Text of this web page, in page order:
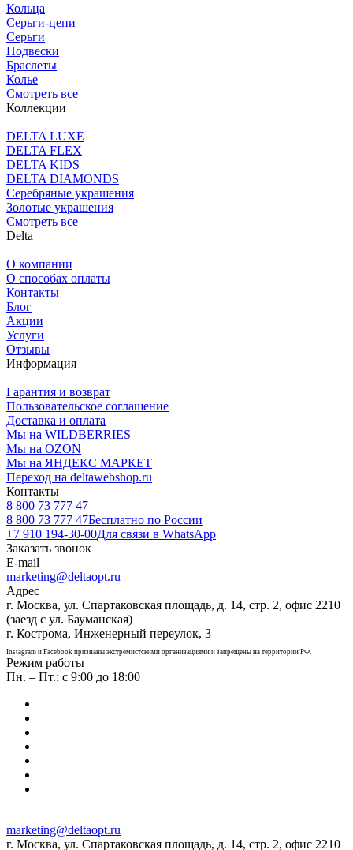
Кольца
Серьги-цепи
Серьги
Подвески
Браслеты
Колье
Смотреть все
Коллекции
DELTA LUXE
DELTA FLEX
DELTA KIDS
DELTA DIAMONDS
Серебряные украшения
Золотые украшения
Смотреть все
Delta
О компании
О способах оплаты
Контакты
Блог
Акции
Услуги
Отзывы
Информация
Гарантия и возврат
Пользовательское соглашение
Доставка и оплата
Мы на WILDBERRIES
Мы на OZON
Мы на ЯНДЕКС МАРКЕТ
Переход на deltawebshop.ru
Контакты
8 800 73 777 47
8 800 73 777 47Бесплатно по России
+7 910 194-30-00Для связи в WhatsApp
Заказать звонок
E-mail
marketing@deltaopt.ru
Адрес
г. Москва, ул. Спартаковская площадь, д. 14, стр. 2, офис 2210
(заезд с ул. Бауманская)
г. Кострома, Инженерный переулок, 3
Instagram и Facebook признаны экстремистскими организациями и запрещены на территории РФ.
Режим работы
Пн. – Пт.: с 9:00 до 18:00
marketing@deltaopt.ru
г. Москва, ул. Спартаковская площадь, д. 14, стр. 2, офис 2210